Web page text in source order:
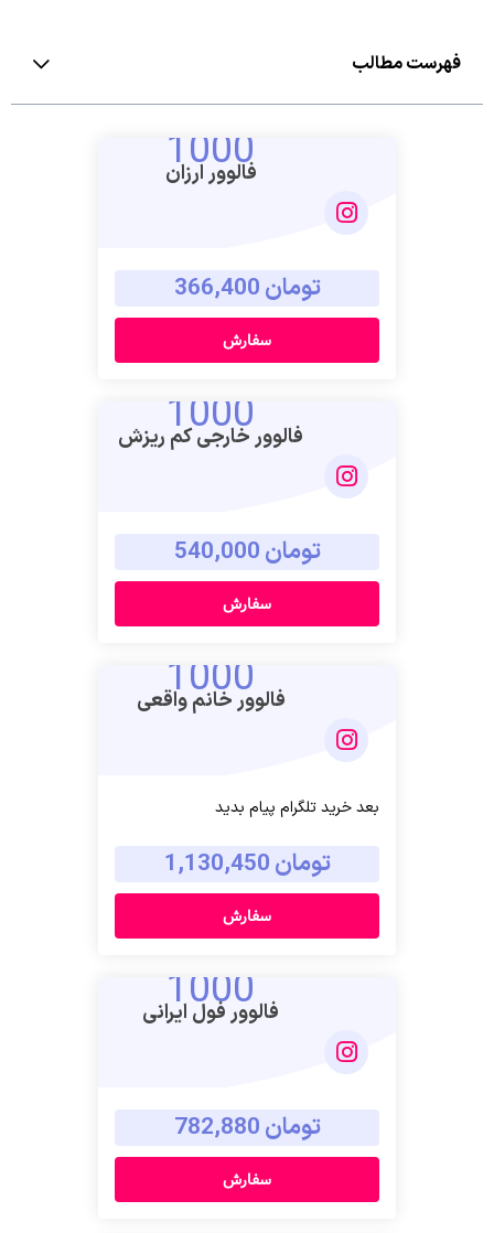
فهرست مطالب
1000
فالوور ارزان
تومان 366,400
سفارش
1000
فالوور خارجی کم ریزش
تومان 540,000
سفارش
1000
فالوور خانم واقعی
بعد خرید تلگرام پیام بدید
تومان 1,130,450
سفارش
1000
فالوور فول ایرانی
تومان 782,880
سفارش